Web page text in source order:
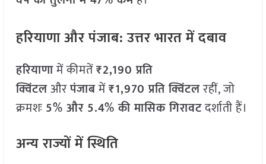
हरियाणा और पंजाब: उत्तर भारत में दबाव
हरियाणामें कीमतें₹2,190 प्रति
क्विंटलऔरपंजाबमें₹1,970 प्रति क्विंटलरहीं, जो
क्रमशः 5% और 5.4% की मासिक गिरावटदर्शाती हैं।
अन्य राज्यों में स्थिति